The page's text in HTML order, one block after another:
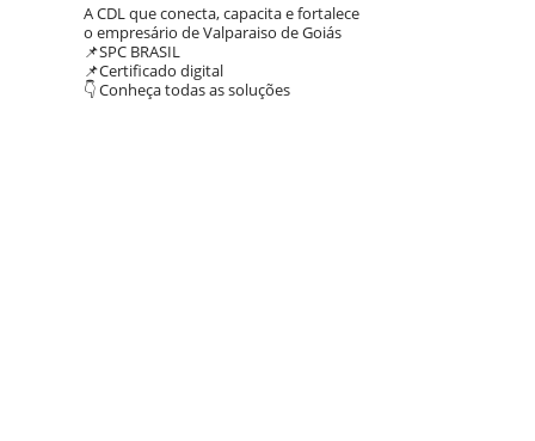
A CDL que conecta, capacita e fortalece
o empresário de Valparaiso de Goiás
📌SPC BRASIL
📌Certificado digital
👇 Conheça todas as soluções